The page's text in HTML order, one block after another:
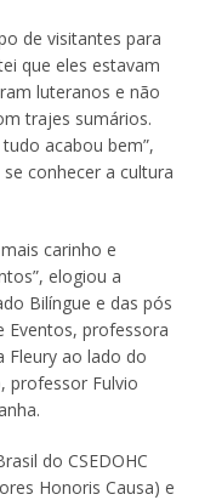
de visitantes para
que eles estavam
luteranos e não
trajes sumários.
acabou bem”,
conhecer a cultura
carinho e
elogiou a
Bilíngue e das pós
Eventos, professora
Fleury ao lado do
professor Fulvio
do CSEDOHC
Honoris Causa) e